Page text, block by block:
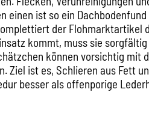
einen ist so ein
der Flohmarktartikel
kommt, muss sie
können vorsichtig mit
Ziel ist es, Schlieren aus Fett
besser als offenporige